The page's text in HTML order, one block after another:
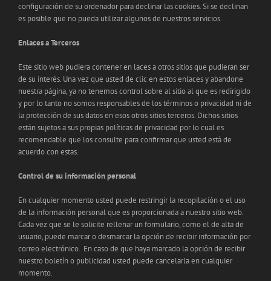
configuración de su ordenador para declinar las cookies. Si se declinan
es posible que no pueda utilizar algunos de nuestros servicios.
Enlaces a Terceros
Este sitio web pudiera contener en laces a otros sitios que pudieran ser
de su interés. Una vez que usted de clic en estos enlaces y abandone
nuestra página, ya no tenemos control sobre al sitio al que es redirigido
y por lo tanto no somos responsables de los términos o privacidad ni de
la protección de sus datos en esos otros sitios terceros. Dichos sitios
están sujetos a sus propias políticas de privacidad por lo cual es
recomendable que los consulte para confirmar que usted está de
acuerdo con estas.
Control de su información personal
En cualquier momento usted puede restringir la recopilación o el uso
de la información personal que es proporcionada a nuestro sitio web.
Cada vez que se le solicite rellenar un formulario, como el de alta de
usuario, puede marcar o desmarcar la opción de recibir información por
correo electrónico. En caso de que haya marcado la opción de recibir
nuestro boletín o publicidad usted puede cancelarla en cualquier
momento.